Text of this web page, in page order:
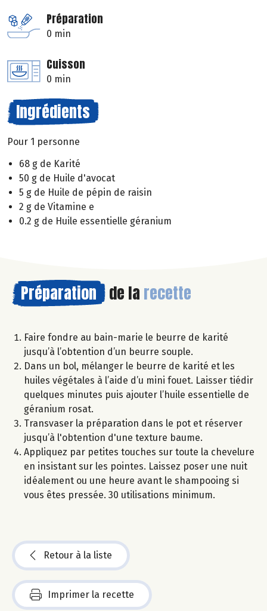
Préparation
0 min
Cuisson
0 min
Ingrédients
Pour 1 personne
68 g de Karité
50 g de Huile d'avocat
5 g de Huile de pépin de raisin
2 g de Vitamine e
0.2 g de Huile essentielle géranium
Préparation de la recette
Faire fondre au bain-marie le beurre de karité
jusqu’à l’obtention d’un beurre souple.
Dans un bol, mélanger le beurre de karité et les
huiles végétales à l’aide d’u mini fouet. Laisser tiédir
quelques minutes puis ajouter l’huile essentielle de
géranium rosat.
Transvaser la préparation dans le pot et réserver
jusqu’à l'obtention d'une texture baume.
Appliquez par petites touches sur toute la chevelure
en insistant sur les pointes. Laissez poser une nuit
idéalement ou une heure avant le shampooing si
vous êtes pressée. 30 utilisations minimum.
Retour à la liste
Imprimer la recette